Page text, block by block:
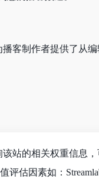
播客制作者提供了
站的相关权重信息
估因素如：